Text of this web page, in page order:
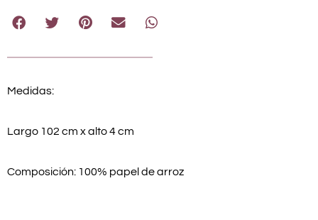
Medidas:
Largo 102 cm x alto 4 cm
Composición: 100% papel de arroz